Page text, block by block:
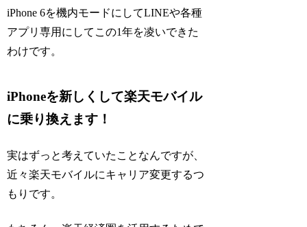
iPhone 6を機内モードにしてLINEや各種
アプリ専用にしてこの1年を凌いできた
わけです。
iPhoneを新しくして楽天モバイル
に乗り換えます！
実はずっと考えていたことなんですが、
近々楽天モバイルにキャリア変更するつ
もりです。